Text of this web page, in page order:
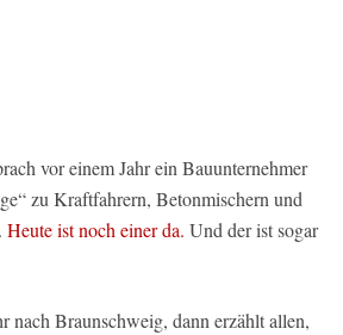
vor einem Jahr ein Bauunternehmer
zu Kraftfahrern, Betonmischern und
Heute ist noch einer da. Und der ist sogar
nach Braunschweig, dann erzählt allen,